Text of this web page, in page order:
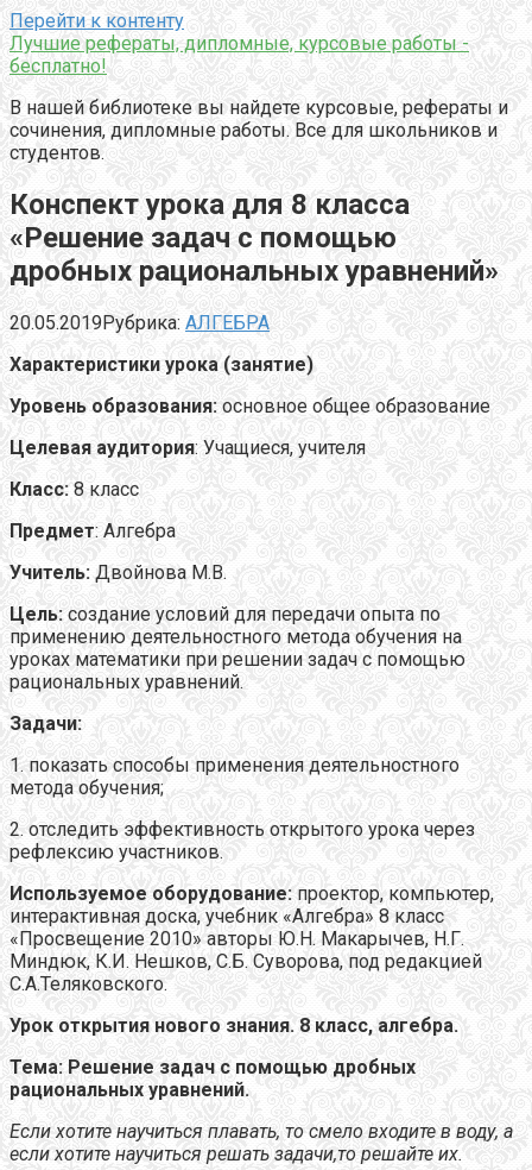
Перейти к контенту
Лучшие рефераты, дипломные, курсовые работы -
бесплатно!
В нашей библиотеке вы найдете курсовые, рефераты и
сочинения, дипломные работы. Все для школьников и
студентов.
Конспект урока для 8 класса
«Решение задач с помощью
дробных рациональных уравнений»
20.05.2019Рубрика: АЛГЕБРА
Характеристики урока (занятие)
Уровень образования: основное общее образование
Целевая аудитория: Учащиеся, учителя
Класс: 8 класс
Предмет: Алгебра
Учитель: Двойнова М.В.
Цель: создание условий для передачи опыта по
применению деятельностного метода обучения на
уроках математики при решении задач с помощью
рациональных уравнений.
Задачи:
1. показать способы применения деятельностного
метода обучения;
2. отследить эффективность открытого урока через
рефлексию участников.
Используемое оборудование: проектор, компьютер,
интерактивная доска, учебник «Алгебра» 8 класс
«Просвещение 2010» авторы Ю.Н. Макарычев, Н.Г.
Миндюк, К.И. Нешков, С.Б. Суворова, под редакцией
С.А.Теляковского.
Урок открытия нового знания. 8 класс, алгебра.
Тема: Решение задач с помощью дробных
рациональных уравнений.
Если хотите научиться плавать, то смело входите в воду, а
если хотите научиться решать задачи,то решайте их.